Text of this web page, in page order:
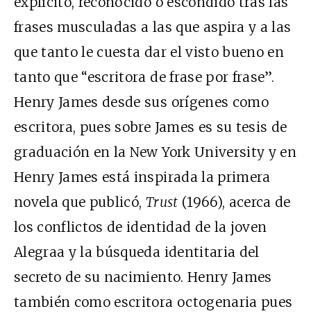
frases musculadas a las que aspira y a las
que tanto le cuesta dar el visto bueno en
tanto que “escritora de frase por frase”.
Henry James desde sus orígenes como
escritora, pues sobre James es su tesis de
graduación en la New York University y en
Henry James está inspirada la primera
novela que publicó, Trust (1966), acerca de
los conflictos de identidad de la joven
Alegraa y la búsqueda identitaria del
secreto de su nacimiento. Henry James
también como escritora octogenaria pues